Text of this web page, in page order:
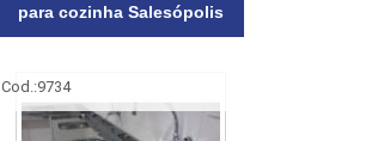
para cozinha Salesópolis
Cod.:9734